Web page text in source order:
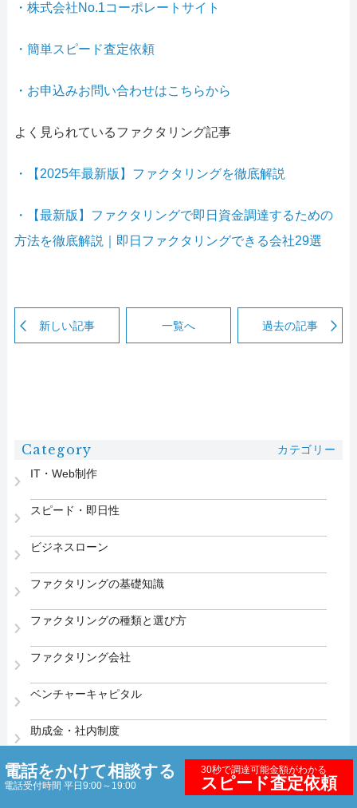
・株式会社No.1コーポレートサイト
・簡単スピード査定依頼
・お申込みお問い合わせはこちらから
よく見られているファクタリング記事
・【2025年最新版】ファクタリングを徹底解説
・【最新版】ファクタリングで即日資金調達するための
方法を徹底解説｜即日ファクタリングできる会社29選
新しい記事 一覧へ 過去の記事
Category
カテゴリー
IT・Web制作
スピード・即日性
ビジネスローン
ファクタリングの基礎知識
ファクタリングの種類と選び方
ファクタリング会社
ベンチャーキャピタル
助成金・社内制度
医療・介護・福祉
電話をかけて相談する
電話受付時間 平日9:00～19:00
30秒で調達可能金額がわかる
スピード査定依頼